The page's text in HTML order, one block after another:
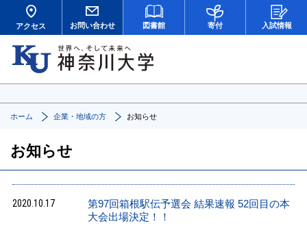
アクセス お問い合わせ 図書館 寄付 入試情報
ホーム 企業・地域の方 お知らせ
お知らせ
2020.10.17
第97回箱根駅伝予選会 結果速報 52回目の本
大会出場決定！！